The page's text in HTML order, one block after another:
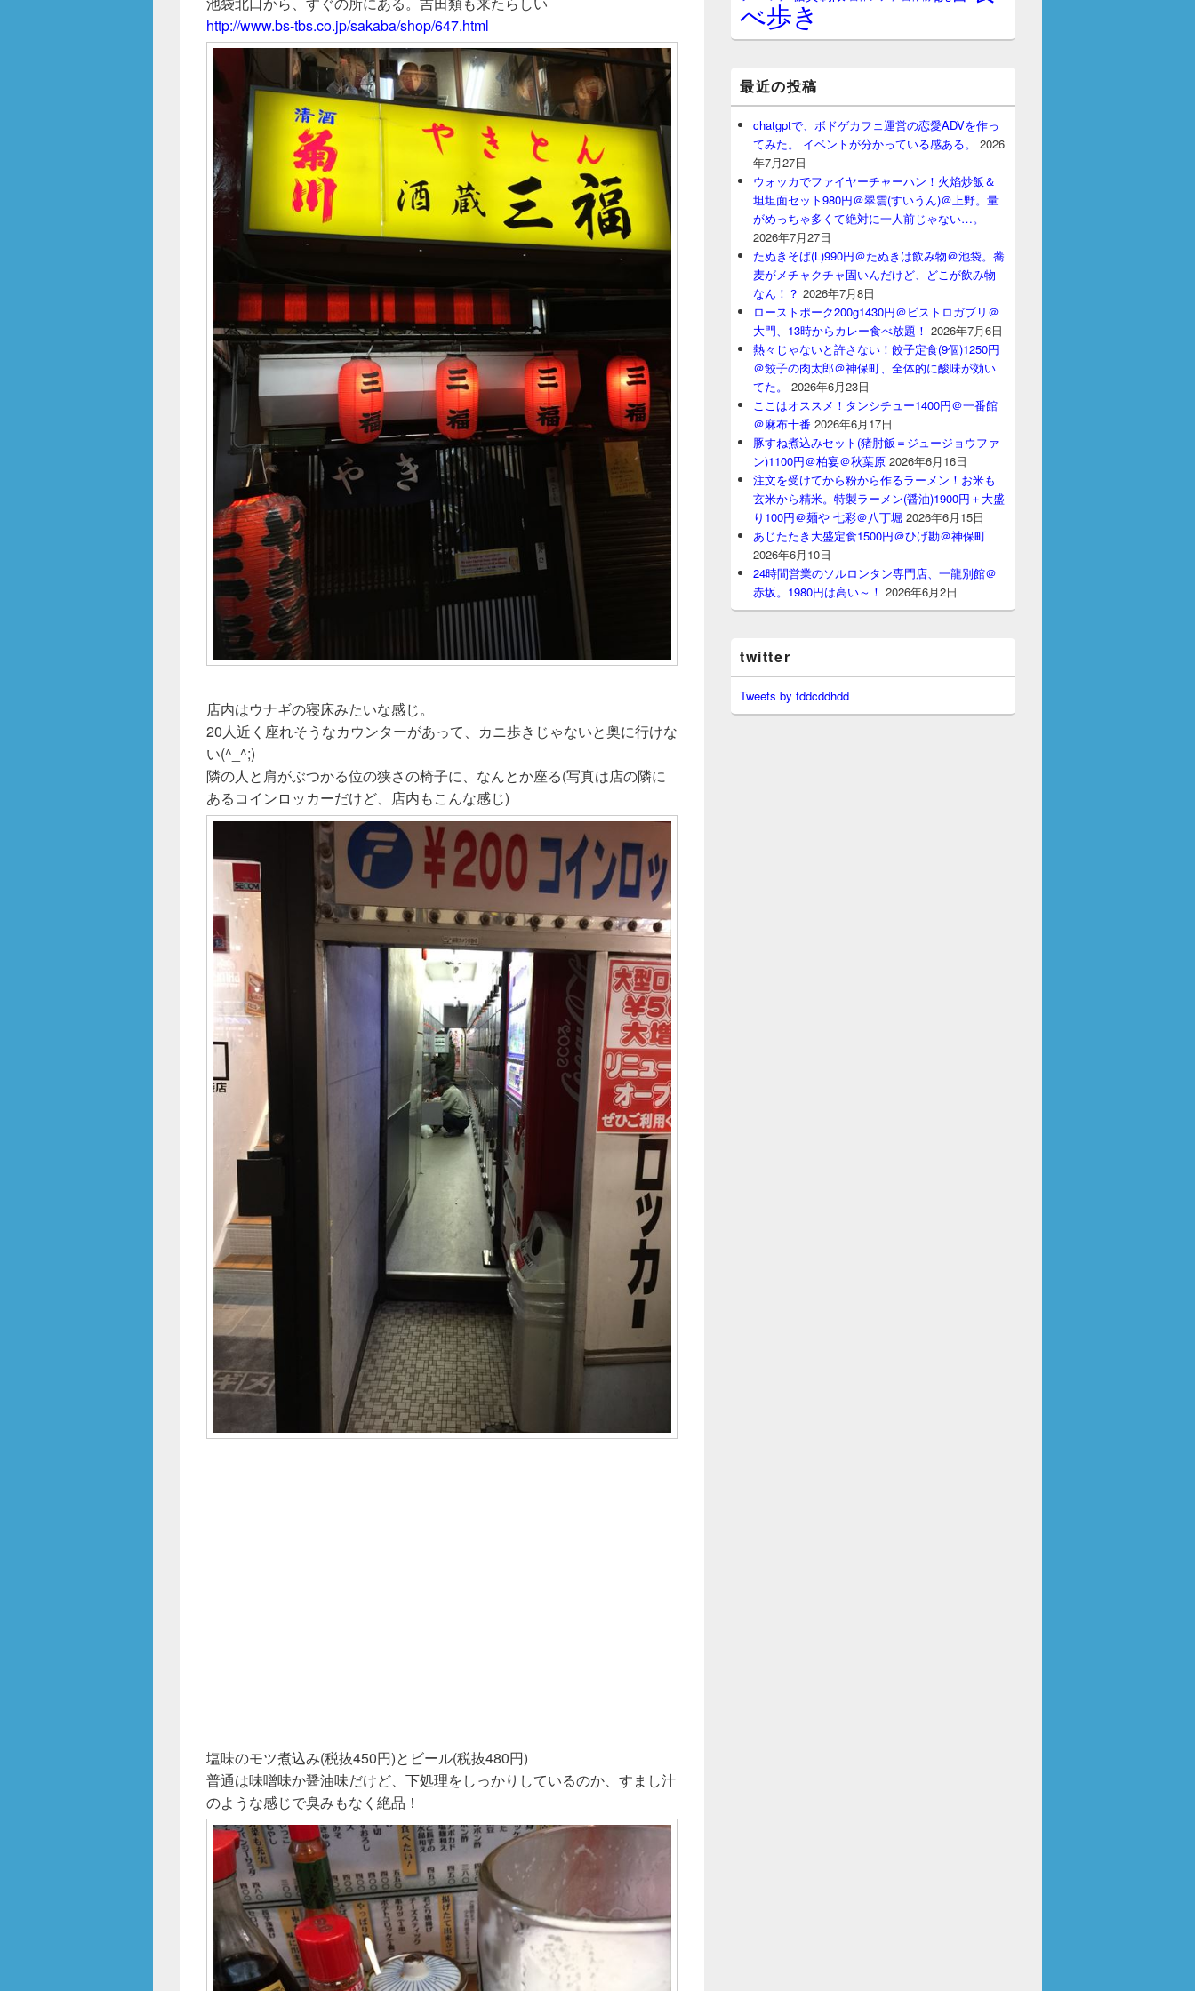
http://www.bs-tbs.co.jp/sakaba/shop/647.html
店内はウナギの寝床みたいな感じ。
20人近く座れそうなカウンターがあって、カニ歩きじゃないと奥に行けな
い(^_^;)
隣の人と肩がぶつかる位の狭さの椅子に、なんとか座る(写真は店の隣に
あるコインロッカーだけど、店内もこんな感じ)
塩味のモツ煮込み(税抜450円)とビール(税抜480円)
普通は味噌味か醤油味だけど、下処理をしっかりしているのか、すまし汁
のような感じで臭みもなく絶品！
べ歩き
最近の投稿
chatgptで、ボドゲカフェ運営の恋愛ADVを作っ
てみた。 イベントが分かっている感ある。
2026
年7月27日
ウォッカでファイヤーチャーハン！火焰炒飯＆
坦坦面セット980円＠翠雲(すいうん)＠上野。量
がめっちゃ多くて絶対に一人前じゃない…。
2026年7月27日
たぬきそば(L)990円＠たぬきは飲み物＠池袋。蕎
麦がメチャクチャ固いんだけど、どこが飲み物
なん！？ 2026年7月8日
ローストポーク200g1430円＠ビストロガブリ＠
大門、13時からカレー食べ放題！ 2026年7月6日
熱々じゃないと許さない！餃子定食(9個)1250円
＠餃子の肉太郎＠神保町、全体的に酸味が効い
てた。
2026年6月23日
ここはオススメ！タンシチュー1400円＠一番館
＠麻布十番 2026年6月17日
豚すね煮込みセット(猪肘飯＝ジュージョウファ
ン)1100円＠柏宴＠秋葉原 2026年6月16日
注文を受けてから粉から作るラーメン！お米も
玄米から精米。特製ラーメン(醤油)1900円＋大盛
り100円＠麺や 七彩＠八丁堀 2026年6月15日
あじたたき大盛定食1500円＠ひげ勘＠神保町
2026年6月10日
24時間営業のソルロンタン専門店、一龍別館＠
赤坂。1980円は高い～！ 2026年6月2日
twitter
Tweets by fddcddhdd